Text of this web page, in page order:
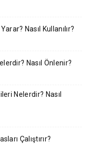
Nasıl Kullanılır?
Nasıl Önlenir?
Nelerdir? Nasıl
Çalıştırır?